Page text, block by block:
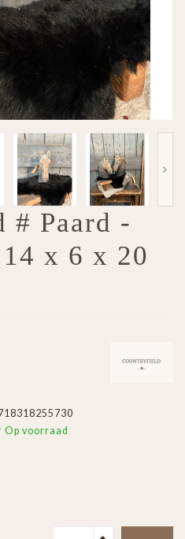
# Paard -
x 6 x 20
Op voorraad